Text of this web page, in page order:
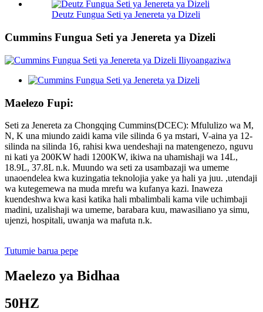
Deutz Fungua Seti ya Jenereta ya Dizeli
Cummins Fungua Seti ya Jenereta ya Dizeli
Maelezo Fupi:
Seti za Jenereta za Chongqing Cummins(DCEC): Mfululizo wa M,
N, K una miundo zaidi kama vile silinda 6 ya mstari, V-aina ya 12-
silinda na silinda 16, rahisi kwa uendeshaji na matengenezo, nguvu
ni kati ya 200KW hadi 1200KW, ikiwa na uhamishaji wa 14L,
18.9L, 37.8L n.k. Muundo wa seti za usambazaji wa umeme
unaoendelea kwa kuzingatia teknolojia yake ya hali ya juu. ,utendaji
wa kutegemewa na muda mrefu wa kufanya kazi. Inaweza
kuendeshwa kwa kasi katika hali mbalimbali kama vile uchimbaji
madini, uzalishaji wa umeme, barabara kuu, mawasiliano ya simu,
ujenzi, hospitali, uwanja wa mafuta n.k.
Tutumie barua pepe
Maelezo ya Bidhaa
50HZ